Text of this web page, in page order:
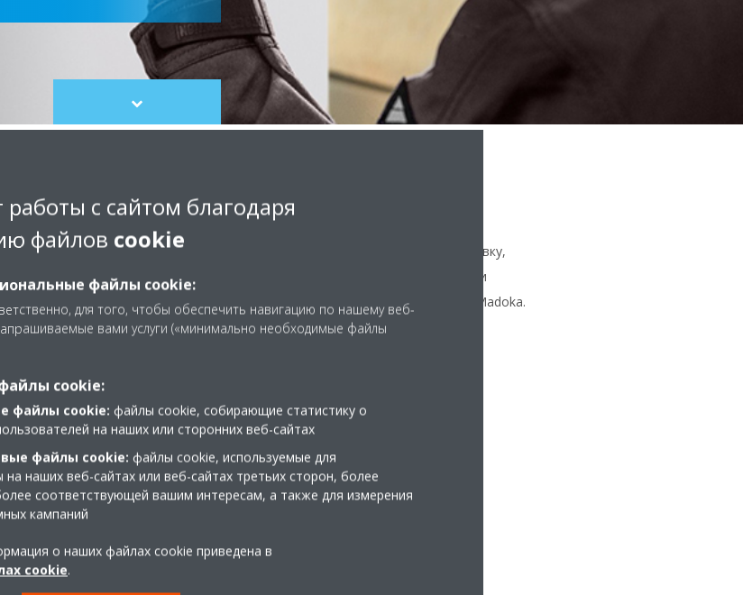
Scroll
to
Узнайте, как
Включить/выключить кондиционер, выбрать уставку,
режим работы, направление воздушного потока и
скорость вентилятора на проводном пульте ДУ Madoka.
Выполнить сопряжение пульта ДУ с мобильным
Скачать из Google Play Store
Составлять расписания работы в мобильном
приложении Madoka Assistant.
с сайтом благодаря
файлов cookie
файлы cookie:
для того, чтобы обеспечить навигацию по нашему веб-
вами услуги («минимально необходимые файлы
cookie:
файлы cookie: файлы cookie, собирающие статистику о
на наших или сторонних веб-сайтах
файлы cookie: файлы cookie, используемые для
наших веб-сайтах или веб-сайтах третьих сторон, более
соответствующей вашим интересам, а также для измерения
кампаний
о наших файлах cookie приведена в
cookie.